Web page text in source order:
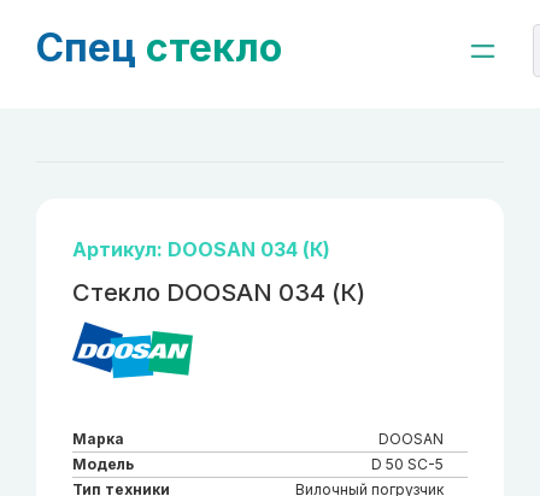
Спец стекло
Артикул: DOOSAN 034 (К)
Стекло DOOSAN 034 (К)
Марка
DOOSAN
Модель
D 50 SC-5
Тип техники
Вилочный погрузчик